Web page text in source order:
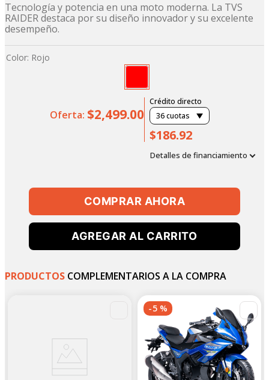
Tecnología y potencia en una moto moderna. La TVS
RAIDER destaca por su diseño innovador y su excelente
desempeño.
Color: Rojo
Oferta: $2,499.00
Crédito directo
36cuotas
$186.92
Detalles de financiamiento
COMPRAR AHORA
AGREGAR AL CARRITO
PRODUCTOS COMPLEMENTARIOS A LA COMPRA
-5 %